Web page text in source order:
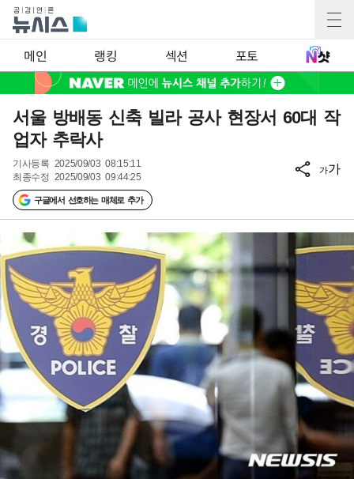
메인 랭킹 섹션 포토
서울 방배동 신축 빌라 공사 현장서 60대 작
업자 추락사
기사등록 2025/09/03 08:15:11
최종수정 2025/09/03 09:44:25
구글에서 선호하는 매체로 추가
가가